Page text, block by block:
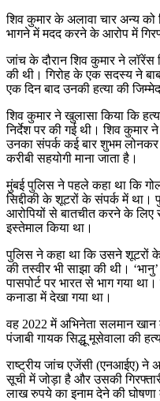
शिव कुमार के अलावा चार अन्य
भागने में मदद करने के आरोप में
जांच के दौरान शिव कुमार ने लॉरेंस
की थी। गिरोह के एक सदस्य ने
एक दिन बाद उनकी हत्या की
शिव कुमार ने खुलासा किया कि
निर्देश पर की गई थी। शिव कुमार
उनका संपर्क कई बार शुभम लोनकर
करीबी सहयोगी माना जाता है।
मुंबई पुलिस ने पहले कहा था कि
सिद्दीकी के शूटरों के संपर्क में था।
आरोपियों से बातचीत करने के लिए
इस्तेमाल किया था।
पुलिस ने कहा था कि उसने शूटरों के
की तस्वीर भी साझा की थी।
पासपोर्ट पर भारत से भाग गया
कनाडा में देखा गया था।
वह 2022 में अभिनेता सलमान
पंजाबी गायक सिद्धू मूसेवाला की
राष्ट्रीय जांच एजेंसी (एनआईए) ने
सूची में जोड़ा है और उसकी
लाख रुपये का इनाम देने की घोषणा